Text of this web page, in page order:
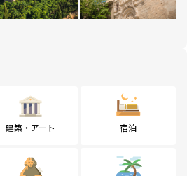
建築・アート 宿泊